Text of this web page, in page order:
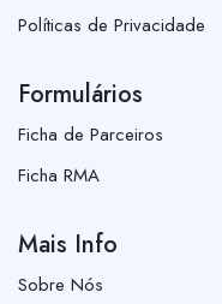
Políticas de Privacidade
Formulários
Ficha de Parceiros
Ficha RMA
Mais Info
Sobre Nós